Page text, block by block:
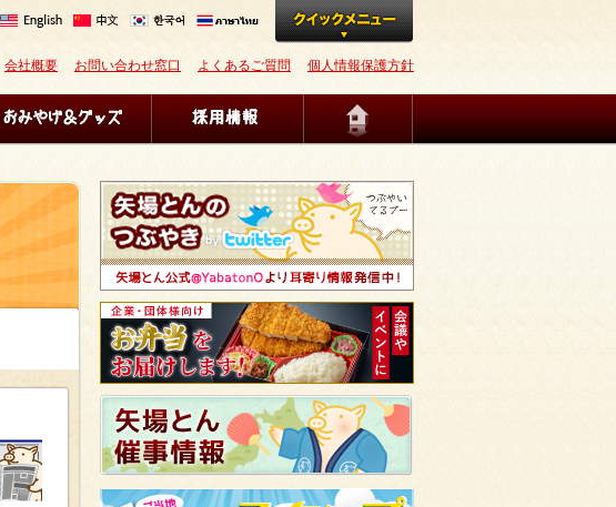
会社概要 お問い合わせ窓口 よくあるご質問 個人情報保護方針